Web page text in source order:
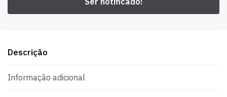
Descrição
Informação adicional